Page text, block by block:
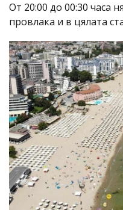
От 20:00 до 00:30 часа
провлака и в цялата